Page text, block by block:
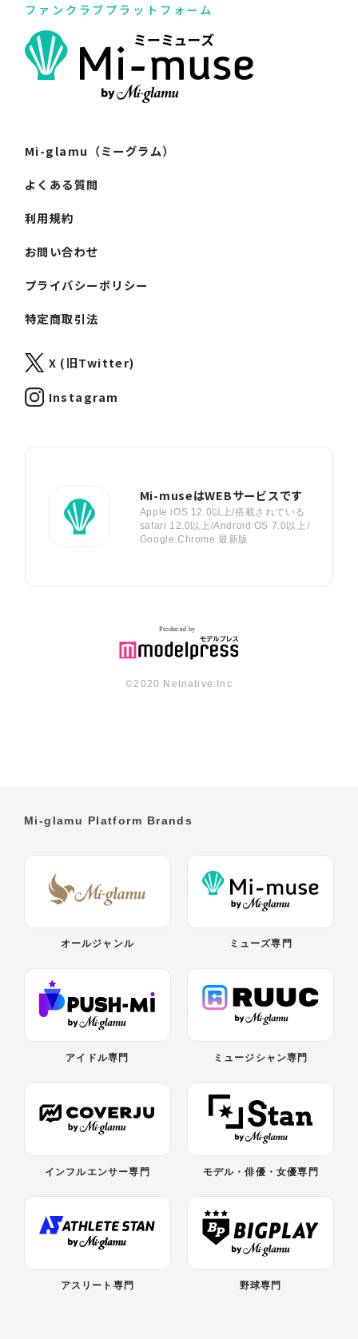
ファンクラブプラットフォーム
Mi-glamu（ミーグラム）
よくある質問
利用規約
お問い合わせ
プライバシーポリシー
特定商取引法
X (旧Twitter)
Instagram
Mi-museはWEBサービスです
Apple iOS 12.0以上/搭載されている
safari 12.0以上/Android OS 7.0以上/
Google Chrome 最新版
©︎2020 Netnative.Inc
Mi-glamu Platform Brands
オールジャンル ミューズ専門
アイドル専門 ミュージシャン専門
インフルエンサー専門 モデル・俳優・女優専門
アスリート専門 野球専門